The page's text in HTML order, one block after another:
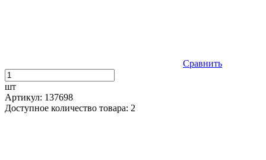
Сравнить
шт
Артикул: 137698
Доступное количество товара: 2